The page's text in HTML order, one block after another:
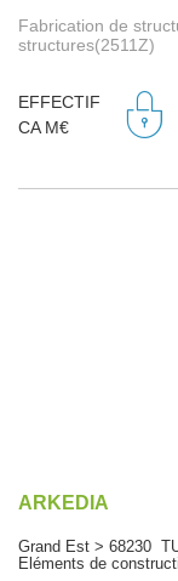
Fabrication de
structures(2511Z)
EFFECTIF
CA M€
ARKEDIA
Grand Est > 68230
Eléments de